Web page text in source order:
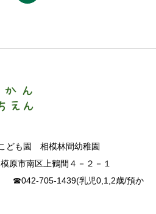
も園 相模林間幼稚園
市南区上鶴間４－２－１
☎042-705-1439(乳児0,1,2歳/預か